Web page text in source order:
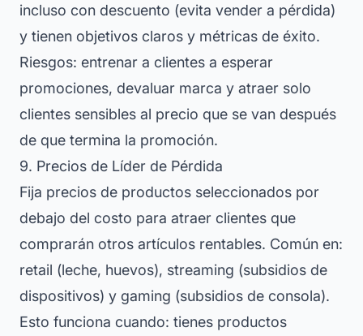
incluso con descuento (evita vender a pérdida)
y tienen objetivos claros y métricas de éxito.
Riesgos: entrenar a clientes a esperar
promociones, devaluar marca y atraer solo
clientes sensibles al precio que se van después
de que termina la promoción.
9. Precios de Líder de Pérdida
Fija precios de productos seleccionados por
debajo del costo para atraer clientes que
comprarán otros artículos rentables. Común en:
retail (leche, huevos), streaming (subsidios de
dispositivos) y gaming (subsidios de consola).
Esto funciona cuando: tienes productos